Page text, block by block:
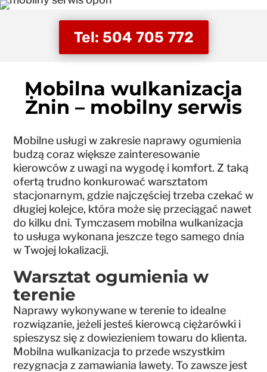
Tel: 504 705 772
Mobilna wulkanizacja
Żnin – mobilny serwis
Mobilne usługi w zakresie naprawy ogumienia
budzą coraz większe zainteresowanie
kierowców z uwagi na wygodę i komfort. Z taką
ofertą trudno konkurować warsztatom
stacjonarnym, gdzie najczęściej trzeba czekać w
długiej kolejce, która może się przeciągać nawet
do kilku dni. Tymczasem mobilna wulkanizacja
to usługa wykonana jeszcze tego samego dnia
w Twojej lokalizacji.
Warsztat ogumienia w
terenie
Naprawy wykonywane w terenie to idealne
rozwiązanie, jeżeli jesteś kierowcą ciężarówki i
spieszysz się z dowiezieniem towaru do klienta.
Mobilna wulkanizacja to przede wszystkim
rezygnacja z zamawiania lawety. To zawsze jest